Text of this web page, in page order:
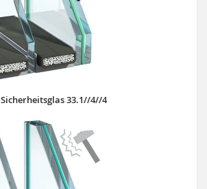
Sicherheitsglas 33.1//4//4